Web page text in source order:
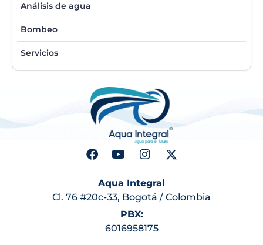
Análisis de agua
Bombeo
Servicios
Aqua Integral
Cl. 76 #20c-33, Bogotá / Colombia
PBX:
6016958175